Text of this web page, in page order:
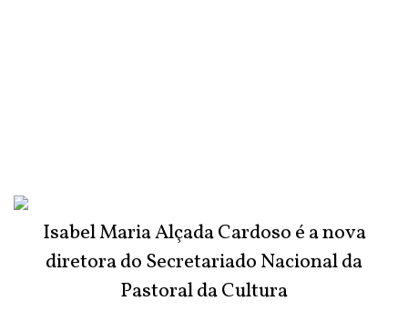
Isabel Maria Alçada Cardoso é a nova
diretora do Secretariado Nacional da
Pastoral da Cultura